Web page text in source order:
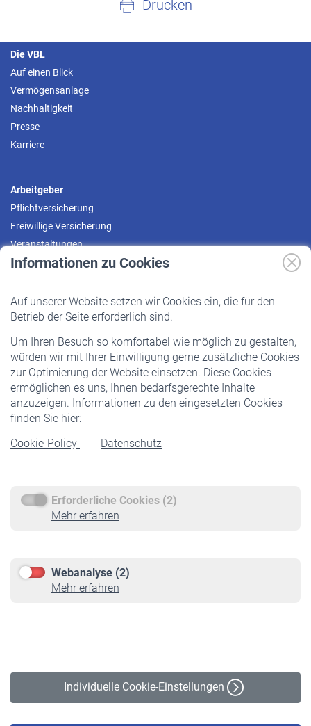
Informationen zu Cookies
Auf unserer Website setzen wir Cookies ein, die für den
Betrieb der Seite erforderlich sind.
Um Ihren Besuch so komfortabel wie möglich zu gestalten,
würden wir mit Ihrer Einwilligung gerne zusätzliche Cookies
zur Optimierung der Website einsetzen. Diese Cookies
ermöglichen es uns, Ihnen bedarfsgerechte Inhalte
anzuzeigen. Informationen zu den eingesetzten Cookies
finden Sie hier:
Cookie-Policy
Datenschutz
Erforderliche Cookies (2)
Mehr erfahren
Webanalyse (2)
Mehr erfahren
Individuelle Cookie-Einstellungen
Drucken
Die VBL
Auf einen Blick
Vermögensanlage
Nachhaltigkeit
Presse
Karriere
Arbeitgeber
Pflichtversicherung
Freiwillige Versicherung
Veranstaltungen
Pflichtversicherung
Staatliche Förderung
Veranstaltungen
Rentner
Rentenbeginn
Rente beantragen
Service
Informationen
Online-Rechner
VBLnewsletter
Erklärung zur Barrierefreiheit